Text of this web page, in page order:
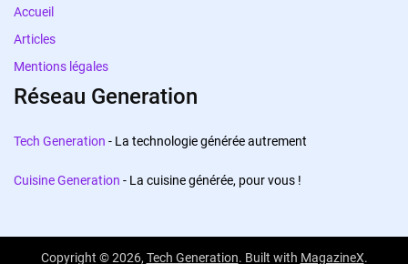
Accueil
Articles
Mentions légales
Réseau Generation
Tech Generation - La technologie générée autrement
Cuisine Generation - La cuisine générée, pour vous !
Copyright © 2026, Tech Generation. Built with MagazineX.